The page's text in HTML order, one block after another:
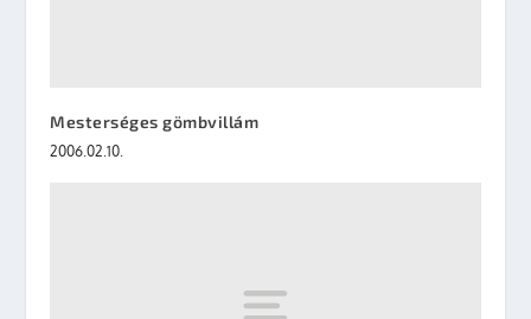
Mesterséges gömbvillám
2006.02.10.